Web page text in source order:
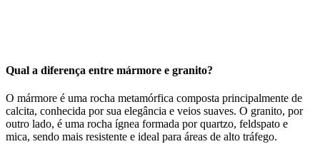
Qual a diferença entre mármore e granito?
O mármore é uma rocha metamórfica composta principalmente de
calcita, conhecida por sua elegância e veios suaves. O granito, por
outro lado, é uma rocha ígnea formada por quartzo, feldspato e
mica, sendo mais resistente e ideal para áreas de alto tráfego.